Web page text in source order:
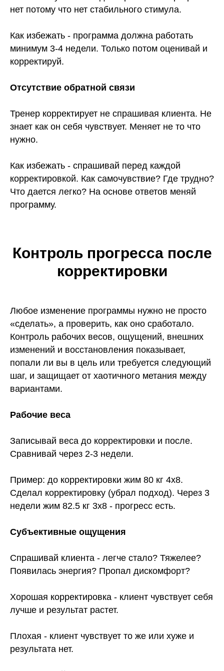
нет потому что нет стабильного стимула.
Как избежать - программа должна работать
минимум 3-4 недели. Только потом оценивай и
корректируй.
Отсутствие обратной связи
Тренер корректирует не спрашивая клиента. Не
знает как он себя чувствует. Меняет не то что
нужно.
Как избежать - спрашивай перед каждой
корректировкой. Как самочувствие? Где трудно?
Что дается легко? На основе ответов меняй
программу.
Контроль прогресса после
корректировки
Любое изменение программы нужно не просто
«сделать», а проверить, как оно сработало.
Контроль рабочих весов, ощущений, внешних
изменений и восстановления показывает,
попали ли вы в цель или требуется следующий
шаг, и защищает от хаотичного метания между
вариантами.
Рабочие веса
Записывай веса до корректировки и после.
Сравнивай через 2-3 недели.
Пример: до корректировки жим 80 кг 4х8.
Сделал корректировку (убрал подход). Через 3
недели жим 82.5 кг 3х8 - прогресс есть.
Субъективные ощущения
Спрашивай клиента - легче стало? Тяжелее?
Появилась энергия? Пропал дискомфорт?
Хорошая корректировка - клиент чувствует себя
лучше и результат растет.
Плохая - клиент чувствует то же или хуже и
результата нет.
ГЛЕБ ФОСТЕНКО
Основатель школы «MFG»
Провел более 100 семинаров в таких фитнес-
клубах как: DDX, YoBody Fitness, Zaruba Fitness,
сеть фитнес-клубов «Колизей»
по направлению продажи и маркетинг
1300 тренеров
ИП Фостенко Глеб Константинович ИНН: 503 618 945 276
Согласие на получение рассылки
Согласие на обработку персональных данных
Политика конфиденциальности
Сведения об образовательной организации
* Instagram и Facebook признаны экстремистскими
+7(993)603-93-38
mfg@mafiaprodazh.ru